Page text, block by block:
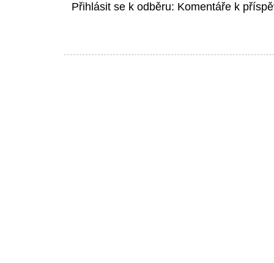
Přihlásit se k odběru: Komentáře k